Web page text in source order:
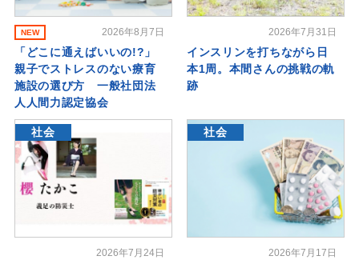
NEW 2026年8月7日
「どこに通えばいいの!?」
親子でストレスのない療育
施設の選び方 一般社団法
人人間力認定協会
2026年7月31日
インスリンを打ちながら日
本1周。本間さんの挑戦の軌
跡
社会
2026年7月24日
社会
2026年7月17日